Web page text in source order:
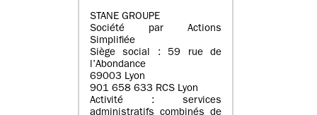
STANE GROUPE
Société par Actions
Simplifiée
Siège social : 59 rue de
l’Abondance
69003 Lyon
901 658 633 RCS Lyon
Activité : services